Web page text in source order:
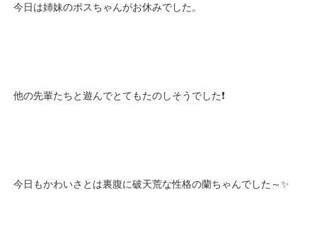
今日は姉妹のポスちゃんがお休みでした。
他の先輩たちと遊んでとてもたのしそうでした❗
今日もかわいさとは裏腹に破天荒な性格の蘭ちゃんでした～✨